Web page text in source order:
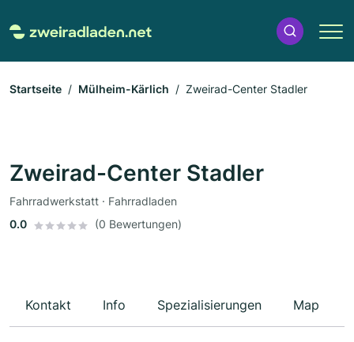
Startseite Mülheim-Kärlich Zweirad-Center Stadler
Zweirad-Center Stadler
Fahrradwerkstatt · Fahrradladen
0.0
(0 Bewertungen)
Kontakt Info Spezialisierungen Map